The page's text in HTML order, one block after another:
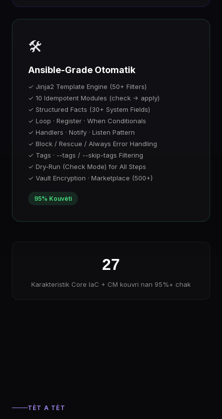
🛠️
Ansible-Grade Otomatik
✓ Jinja2 Template Engine (50+ Filters)
✓ 10 Idempotent Modules (check → apply)
✓ Structured Facts (30+ System Fields)
✓ Loop · Register · When Conditionals
✓ Handlers · Notify · Listen Pattern
✓ Block / Rescue / Always Error Handling
✓ Tags · --tags / --skip-tags Filtering
✓ Dry-Run (Check Mode) for All Steps
✓ Vault Encryption · Marketplace (500+)
95% Kouvèti
27
Karakteristik Core IaC + CM kouvri nan 95%+ chak
TÈT A TÈT